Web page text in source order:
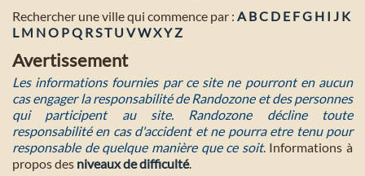
Rechercher une ville qui commence par : A BC D E FG H I J K
L M NO PQ R ST U VWXY Z
Avertissement
Les informations fournies par ce site ne pourront en aucun
cas engager la responsabilité de Randozone et des personnes
qui participent au site. Randozone décline toute
responsabilité en cas d'accident et ne pourra etre tenu pour
responsable de quelque manière que ce soit. Informations à
propos des niveaux de difficulté.